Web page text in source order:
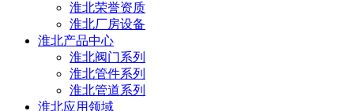
淮北荣誉资质
淮北厂房设备
淮北产品中心
淮北阀门系列
淮北管件系列
淮北管道系列
淮北应用领域